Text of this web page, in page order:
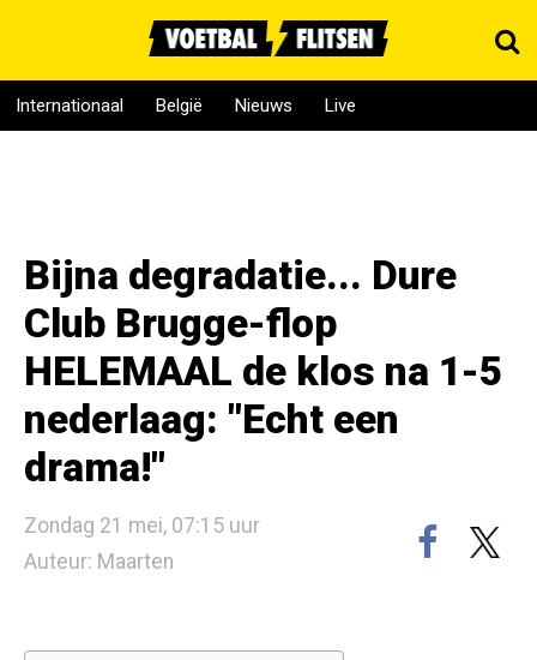
Internationaal België Nieuws Live
Bijna degradatie... Dure
Club Brugge-flop
HELEMAAL de klos na 1-5
nederlaag: "Echt een
drama!"
Zondag 21 mei, 07:15 uur
Auteur: Maarten